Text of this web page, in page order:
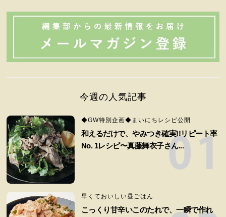
今週の人気記事
◆GW特別企画◆まいにちレシピ公開
和えるだけで、やみつき確実!!リピート率
No. 1レシピ〜真藤舞衣子さん...
早くておいしい昼ごはん
こっくり甘辛いこのたれで、一瞬で作れ